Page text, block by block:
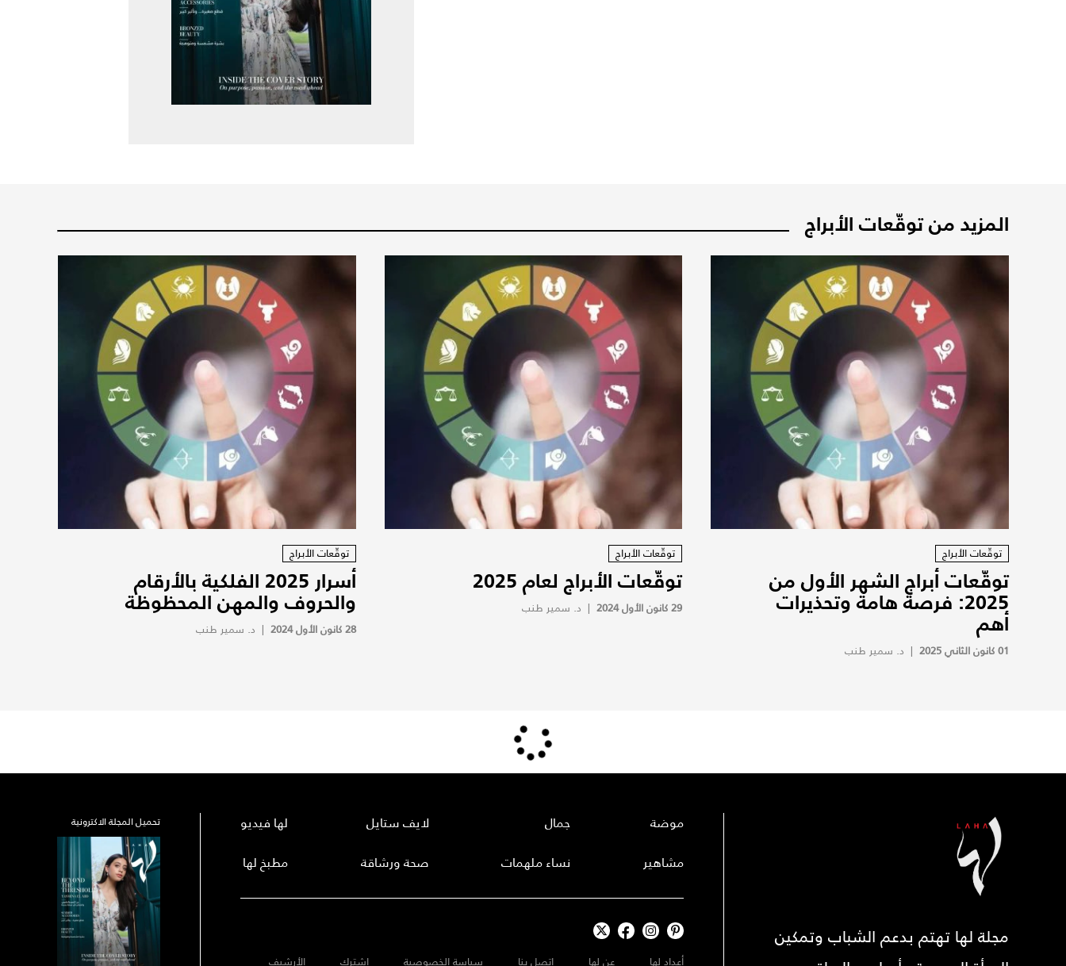
المزيد من توقّعات الأبراج
توقّعات الأبراج
توقّعات أبراج الشهر الأول من
2025: فرصة هامة وتحذيرات
أهم
01 كانون الثاني 2025 | د. سمير طنب
توقّعات الأبراج
توقّعات الأبراج لعام 2025
29 كانون الأول 2024 | د. سمير طنب
توقّعات الأبراج
أسرار 2025 الفلكية بالأرقام
والحروف والمهن المحظوظة
28 كانون الأول 2024 | د. سمير طنب
مجلة لها تهتم بدعم الشباب وتمكين
موضة
مشاهير
جمال
نساء ملهمات
لايف ستايل
صحة ورشاقة
لها فيديو
مطبخ لها
أعداد لها عن لها إتصل بنا سياسة الخصوصية إشترك الأرشيف
تحميل المجلة الاكترونية